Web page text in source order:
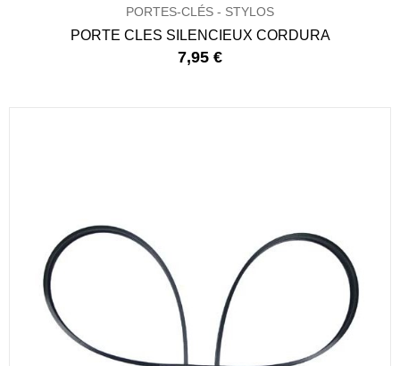
PORTES-CLÉS - STYLOS
PORTE CLES SILENCIEUX CORDURA
7,95 €